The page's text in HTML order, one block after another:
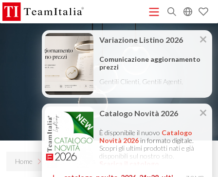
R
(513K) Catalogo Novità 2026
DECORATIVE
CATALOGUE 2025(12M) TECHNICAL CATALOGUE 2025
COMPANY PROFILE ITA COMPANY PROFILE GB(3M) COMPANY
StarTeam 1 (introduzione)
★Istruzioni Touch-Dim e Sincronizzazione (110K)
Home Prodotti